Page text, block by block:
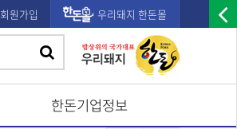
회원가입 우리돼지 한돈몰
우
광
색
한돈기업정보